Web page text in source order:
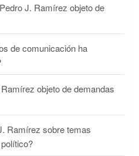
J. Ramírez objeto de
de comunicación ha
objeto de demandas
Ramírez sobre temas